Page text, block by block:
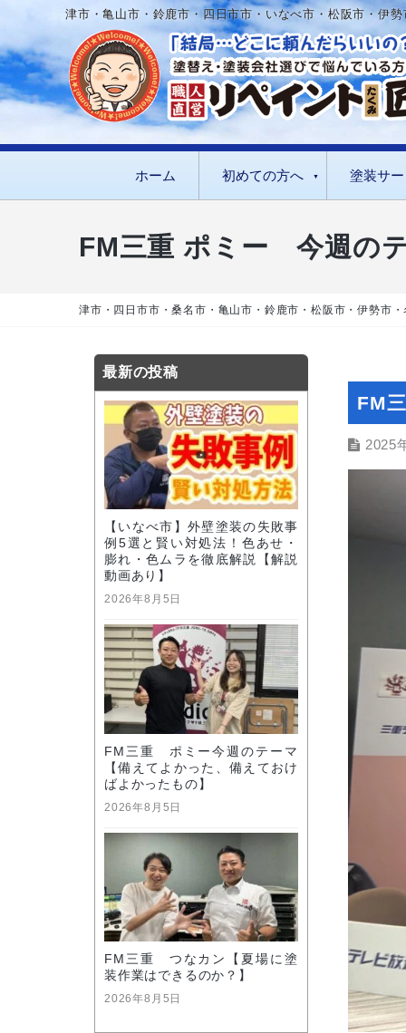
津市・亀山市・鈴鹿市・四日市市・いなべ市・松阪市・伊
ホーム 初めての方へ 塗装サ
FM三重 ポミー 今週のテ
津市・四日市市・桑名市・亀山市・鈴鹿市・松阪市・伊勢市
FM
2025
最新の投稿
【いなべ市】外壁塗装の失敗事
例5選と賢い対処法！色あせ・
膨れ・色ムラを徹底解説【解説
動画あり】
2026年8月5日
FM三重 ポミー今週のテーマ
【備えてよかった、備えておけ
ばよかったもの】
2026年8月5日
FM三重 つなカン【夏場に塗
装作業はできるのか？】
2026年8月5日